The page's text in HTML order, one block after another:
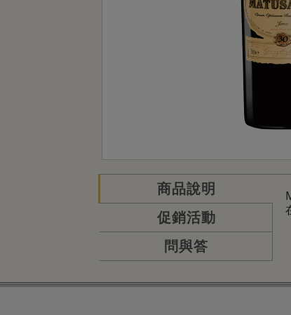
商品說明
促銷活動
問與答